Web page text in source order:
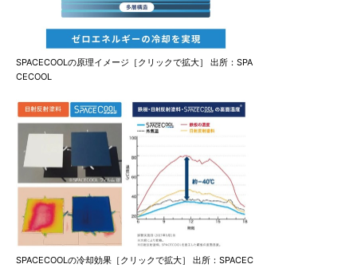
SPACECOOLの原理イメージ［クリックで拡大］ 出所：SPA
CECOOL
SPACECOOLの冷却効果［クリックで拡大］ 出所：SPACEC